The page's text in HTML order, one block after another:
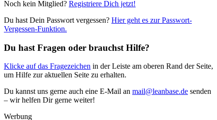
Noch kein Mitglied? Registriere Dich jetzt!
Du hast Dein Passwort vergessen? Hier geht es zur Passwort-
Vergessen-Funktion.
Du hast Fragen oder brauchst Hilfe?
Klicke auf das Fragezeichen in der Leiste am oberen Rand der Seite,
um Hilfe zur aktuellen Seite zu erhalten.
Du kannst uns gerne auch eine E-Mail an mail@leanbase.de senden
– wir helfen Dir gerne weiter!
Werbung